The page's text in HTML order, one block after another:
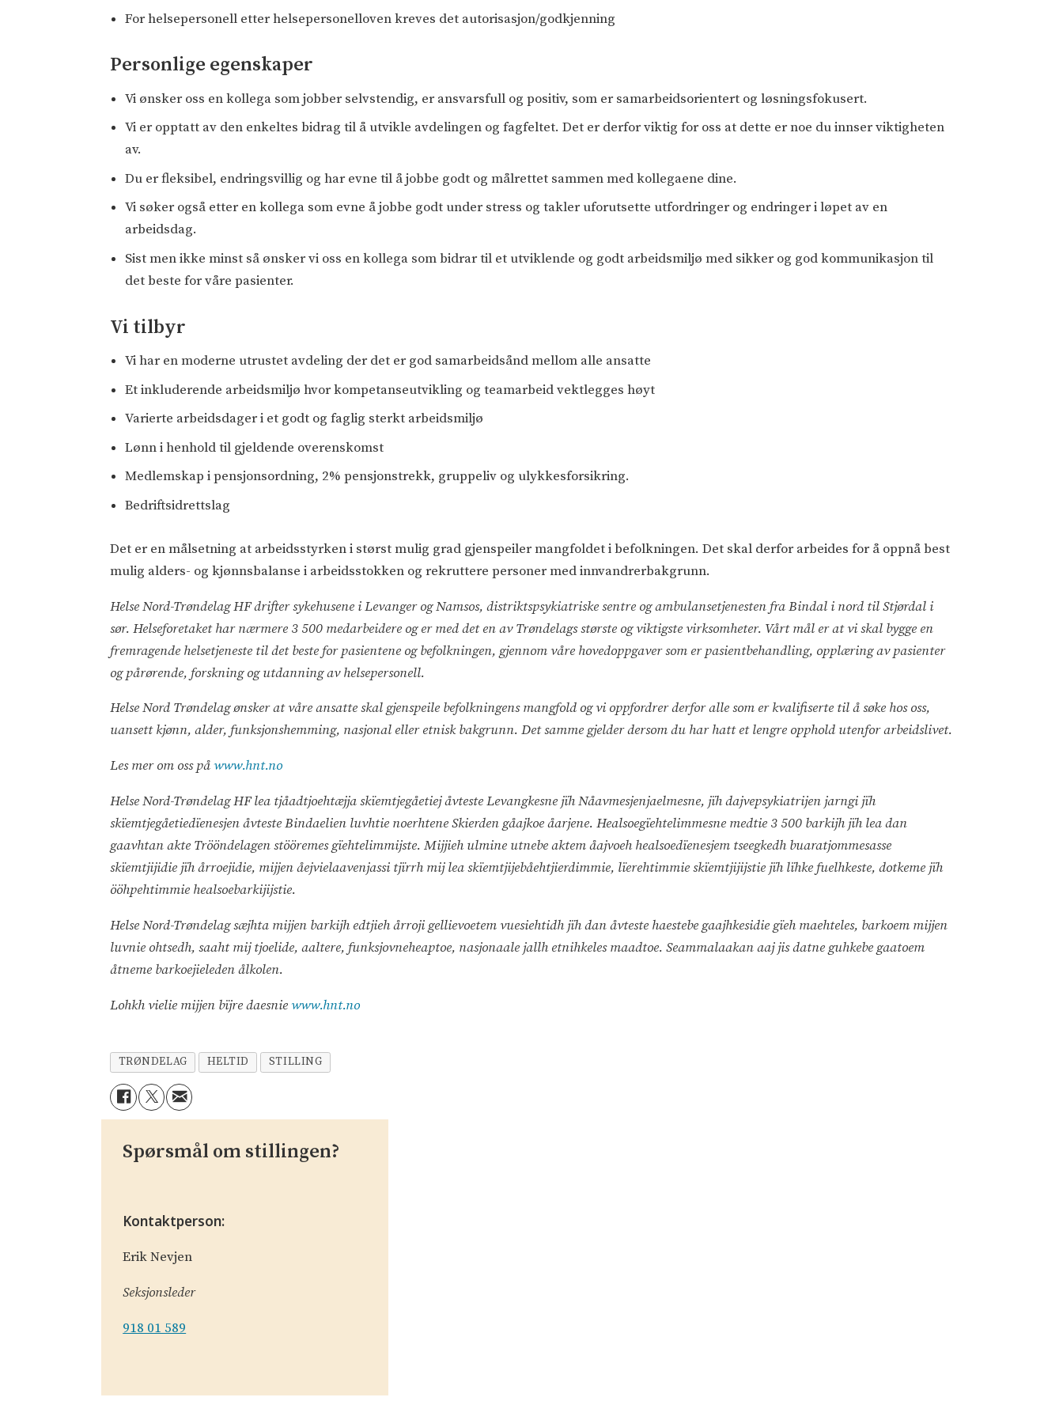
For helsepersonell etter helsepersonelloven kreves det autorisasjon/godkjenning
Personlige egenskaper
Vi ønsker oss en kollega som jobber selvstendig, er ansvarsfull og positiv, som er samarbeidsorientert og løsningsfokusert.
Vi er opptatt av den enkeltes bidrag til å utvikle avdelingen og fagfeltet. Det er derfor viktig for oss at dette er noe du innser viktigheten
av.
Du er fleksibel, endringsvillig og har evne til å jobbe godt og målrettet sammen med kollegaene dine.
Vi søker også etter en kollega som evne å jobbe godt under stress og takler uforutsette utfordringer og endringer i løpet av en
arbeidsdag.
Sist men ikke minst så ønsker vi oss en kollega som bidrar til et utviklende og godt arbeidsmiljø med sikker og god kommunikasjon til
det beste for våre pasienter.
Vi tilbyr
Vi har en moderne utrustet avdeling der det er god samarbeidsånd mellom alle ansatte
Et inkluderende arbeidsmiljø hvor kompetanseutvikling og teamarbeid vektlegges høyt
Varierte arbeidsdager i et godt og faglig sterkt arbeidsmiljø
Lønn i henhold til gjeldende overenskomst
Medlemskap i pensjonsordning, 2% pensjonstrekk, gruppeliv og ulykkesforsikring.
Bedriftsidrettslag
Det er en målsetning at arbeidsstyrken i størst mulig grad gjenspeiler mangfoldet i befolkningen. Det skal derfor arbeides for å oppnå best
mulig alders- og kjønnsbalanse i arbeidsstokken og rekruttere personer med innvandrerbakgrunn.
Helse Nord-Trøndelag HF drifter sykehusene i Levanger og Namsos, distriktspsykiatriske sentre og ambulansetjenesten fra Bindal i nord til Stjørdal i
sør. Helseforetaket har nærmere 3 500 medarbeidere og er med det en av Trøndelags største og viktigste virksomheter. Vårt mål er at vi skal bygge en
fremragende helsetjeneste til det beste for pasientene og befolkningen, gjennom våre hovedoppgaver som er pasientbehandling, opplæring av pasienter
og pårørende, forskning og utdanning av helsepersonell.
Helse Nord Trøndelag ønsker at våre ansatte skal gjenspeile befolkningens mangfold og vi oppfordrer derfor alle som er kvalifiserte til å søke hos oss,
uansett kjønn, alder, funksjonshemming, nasjonal eller etnisk bakgrunn. Det samme gjelder dersom du har hatt et lengre opphold utenfor arbeidslivet.
Les mer om oss påwww.hnt.no
Helse Nord-Trøndelag HF lea tjåadtjoehtæjja skïemtjegåetiej åvteste Levangkesne jïh Nåavmesjenjaelmesne, jïh dajvepsykiatrijen jarngi jïh
skïemtjegåetiedïenesjen åvteste Bindaelien luvhtie noerhtene Skierden gåajkoe åarjene. Healsoegïehtelimmesne medtie 3 500 barkijh jïh lea dan
gaavhtan akte Trööndelagen stööremes gïehtelimmijste. Mijjieh ulmine utnebe aktem åajvoeh healsoedïenesjem tseegkedh buaratjommesasse
skïemtjijidie jïh årroejidie, mijjen åejvielaavenjassi tjïrrh mij lea skïemtjijebåehtjierdimmie, lïerehtimmie skïemtjijijstie jïh lïhke fuelhkeste, dotkeme jïh
ööhpehtimmie healsoebarkijijstie.
Helse Nord-Trøndelag sæjhta mijjen barkijh edtjieh årroji gellievoetem vuesiehtidh jïh dan åvteste haestebe gaajhkesidie gïeh maehteles, barkoem mijjen
luvnie ohtsedh, saaht mij tjoelide, aaltere, funksjovneheaptoe, nasjonaale jallh etnihkeles maadtoe. Seammalaakan aaj jis datne guhkebe gaatoem
åtneme barkoejieleden ålkolen.
Lohkh vielie mijjen bïjre daesniewww.hnt.no
TRØNDELAG HELTID STILLING
Spørsmål om stillingen?
Kontaktperson:
Erik Nevjen
Seksjonsleder
918 01 589